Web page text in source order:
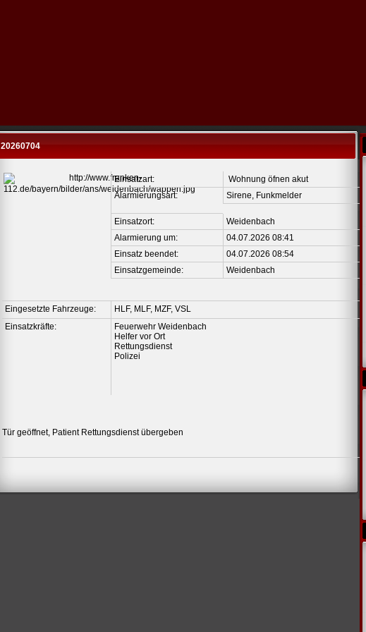
20260704
Wohnung öfnen akut
Einsatzart:
Sirene, Funkmelder
Alarmierungsart:
Weidenbach
Einsatzort:
04.07.2026 08:41
Alarmierung um:
04.07.2026 08:54
Einsatz beendet:
Weidenbach
Einsatzgemeinde:
Eingesetzte Fahrzeuge:
HLF, MLF, MZF, VSL
Einsatzkräfte:
Feuerwehr Weidenbach
Helfer vor Ort
Rettungsdienst
Polizei
Tür geöffnet, Patient Rettungsdienst übergeben